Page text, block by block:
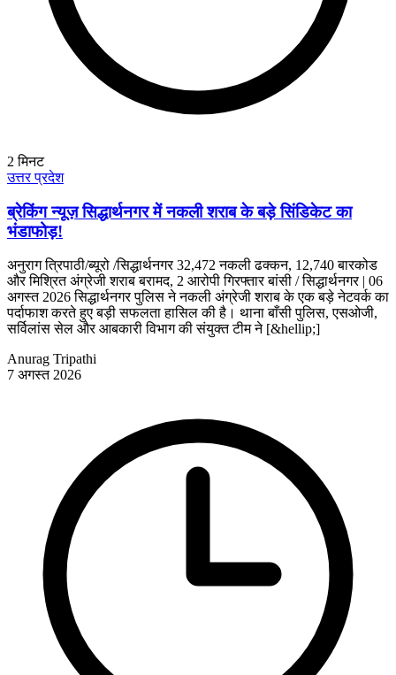
2 मिनट
उत्तर प्रदेश
ब्रेकिंग न्यूज़ सिद्धार्थनगर में नकली शराब के बड़े सिंडिकेट का
भंडाफोड़!
अनुराग त्रिपाठी/ब्यूरो /सिद्धार्थनगर 32,472 नकली ढक्कन, 12,740 बारकोड
और मिश्रित अंग्रेजी शराब बरामद, 2 आरोपी गिरफ्तार बांसी / सिद्धार्थनगर | 06
अगस्त 2026 सिद्धार्थनगर पुलिस ने नकली अंग्रेजी शराब के एक बड़े नेटवर्क का
पर्दाफाश करते हुए बड़ी सफलता हासिल की है। थाना बाँसी पुलिस, एसओजी,
सर्विलांस सेल और आबकारी विभाग की संयुक्त टीम ने [&hellip;]
Anurag Tripathi
7 अगस्त 2026